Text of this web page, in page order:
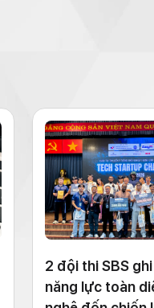
2 đội thi SBS
năng lực toàn